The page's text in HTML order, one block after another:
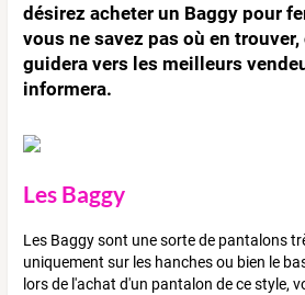
désirez acheter un Baggy pour
vous ne savez pas où en
guidera vers les meilleurs
informera.
Les Baggy
Les Baggy sont une sorte de pantalons
uniquement sur les hanches ou bien le
lors de l'achat d'un pantalon de ce style,